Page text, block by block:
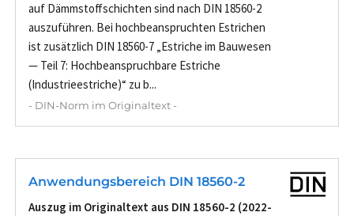
auf Dämmstoffschichten sind nach DIN 18560-2
auszuführen. Bei hochbeanspruchten Estrichen
ist zusätzlich DIN 18560-7 „Estriche im Bauwesen
— Teil 7: Hochbeanspruchbare Estriche
(Industrieestriche)“ zu b...
- DIN-Norm im Originaltext -
Anwendungsbereich DIN 18560-2
Auszug im Originaltext aus DIN 18560-2 (2022-